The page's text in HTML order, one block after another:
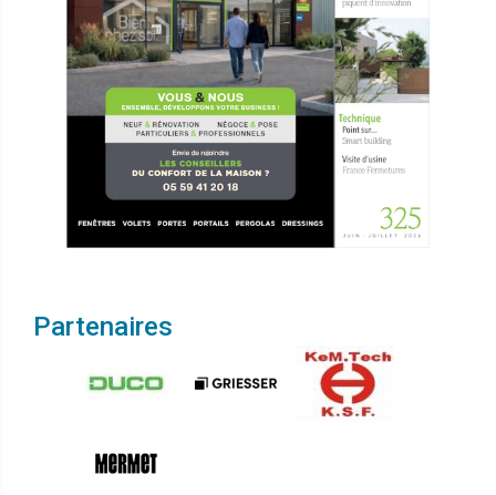
Partenaires